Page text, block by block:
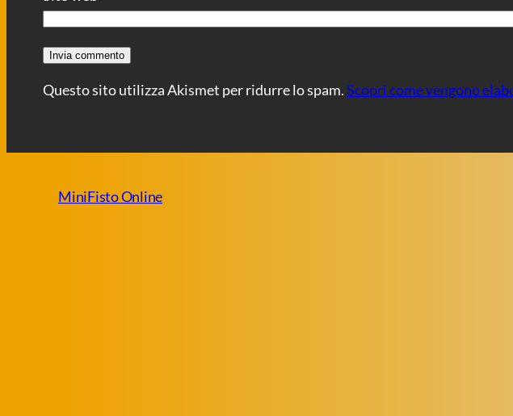
Questo sito utilizza Akismet per ridurre lo spam.Scopri come vengono
MiniFisto Online